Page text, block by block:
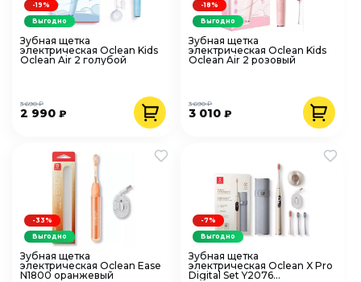
Зубная щетка
электрическая Oclean Kids
Oclean Air 2 голубой
2 990 ₽
3 690 ₽
-19%
Выгодно
Зубная щетка
электрическая Oclean Kids
Oclean Air 2 розовый
3 010₽
3 690 ₽
-18%
Выгодно
Зубная щетка
электрическая Oclean Ease
N1800 оранжевый
-33%
Выгодно
Зубная щетка
электрическая Oclean X Pro
Digital Set Y2076
-7%
Выгодно